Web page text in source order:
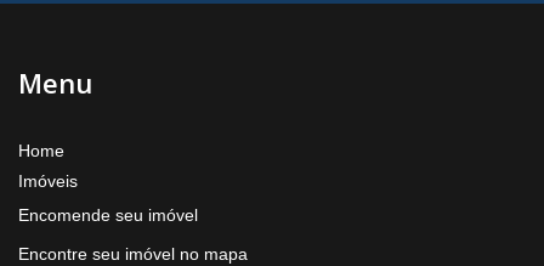
Menu
Home
Imóveis
Encomende seu imóvel
Encontre seu imóvel no mapa